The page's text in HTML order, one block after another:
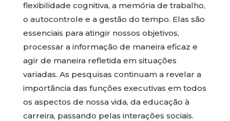
flexibilidade cognitiva, a memória de trabalho,
o autocontrole e a gestão do tempo. Elas são
essenciais para atingir nossos objetivos,
processar a informação de maneira eficaz e
agir de maneira refletida em situações
variadas. As pesquisas continuam a revelar a
importância das funções executivas em todos
os aspectos de nossa vida, da educação à
carreira, passando pelas interações sociais.